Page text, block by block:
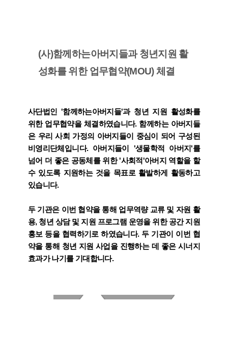
(사)함께하는아버지들과 청년지원 활
성화를 위한 업무협약(MOU) 체결
사단법인 '함께하는아버지들'과 청년 지원 활성화를
위한 업무협약을 체결하였습니다. 함께하는 아버지들
은 우리 사회 가정의 아버지들이 중심이 되어 구성된
비영리단체입니다. 아버지들이 '생물학적 아버지'를
넘어 더 좋은 공동체를 위한 '사회적'아버지 역할을 할
수 있도록 지원하는 것을 목표로 활발하게 활동하고
있습니다.
두 기관은 이번 협약을 통해 업무역량 교류 및 자원 활
용, 청년 상담 및 지원 프로그램 운영을 위한 공간 지원
홍보 등을 협력하기로 하였습니다. 두 기관이 이번 협
약을 통해 청년 지원 사업을 진행하는 데 좋은 시너지
효과가 나기를 기대합니다.